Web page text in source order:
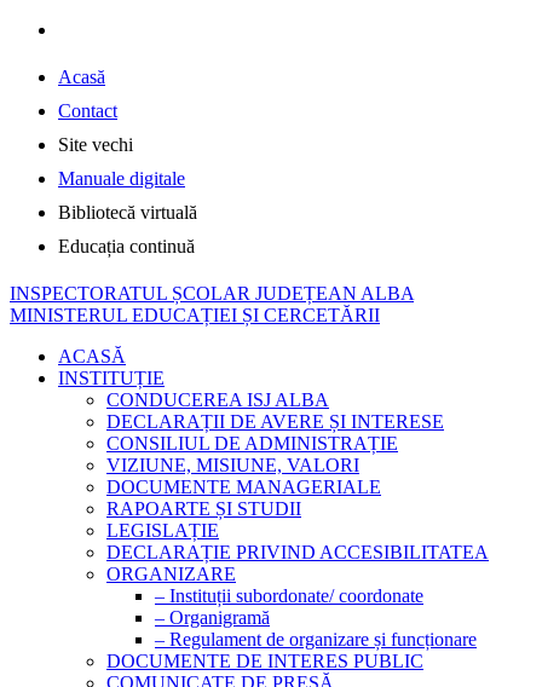
Acasă
Contact
Site vechi
Manuale digitale
Bibliotecă virtuală
Educația continuă
INSPECTORATUL ȘCOLAR JUDEȚEAN ALBA
MINISTERUL EDUCAȚIEI ȘI CERCETĂRII
ACASĂ
INSTITUȚIE
CONDUCEREA ISJ ALBA
DECLARAȚII DE AVERE ȘI INTERESE
CONSILIUL DE ADMINISTRAȚIE
VIZIUNE, MISIUNE, VALORI
DOCUMENTE MANAGERIALE
RAPOARTE ȘI STUDII
LEGISLAȚIE
DECLARAȚIE PRIVIND ACCESIBILITATEA
ORGANIZARE
– Instituții subordonate/ coordonate
– Organigramă
– Regulament de organizare și funcționare
DOCUMENTE DE INTERES PUBLIC
COMUNICATE DE PRESĂ